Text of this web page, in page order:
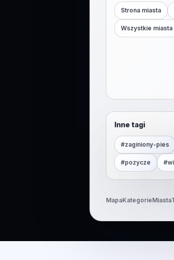
Strona miasta
Wszystkie miasta
Inne tagi
#zaginiony-pies
#pozycze #
MapaKategorieMiasta